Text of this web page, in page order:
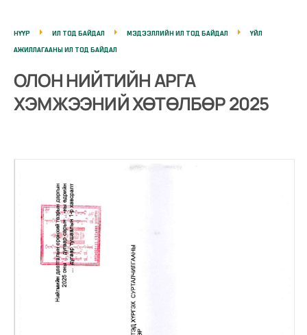
НҮҮР ИЛ ТОД БАЙДАЛ МЭДЭЭЛЛИЙН ИЛ ТОД БАЙДАЛ
ҮЙЛ
АЖИЛЛАГААНЫ ИЛ ТОД БАЙДАЛ
ОЛОН НИЙТИЙН АРГА
ХЭМЖЭЭНИЙ ХӨТӨЛБӨР 2025